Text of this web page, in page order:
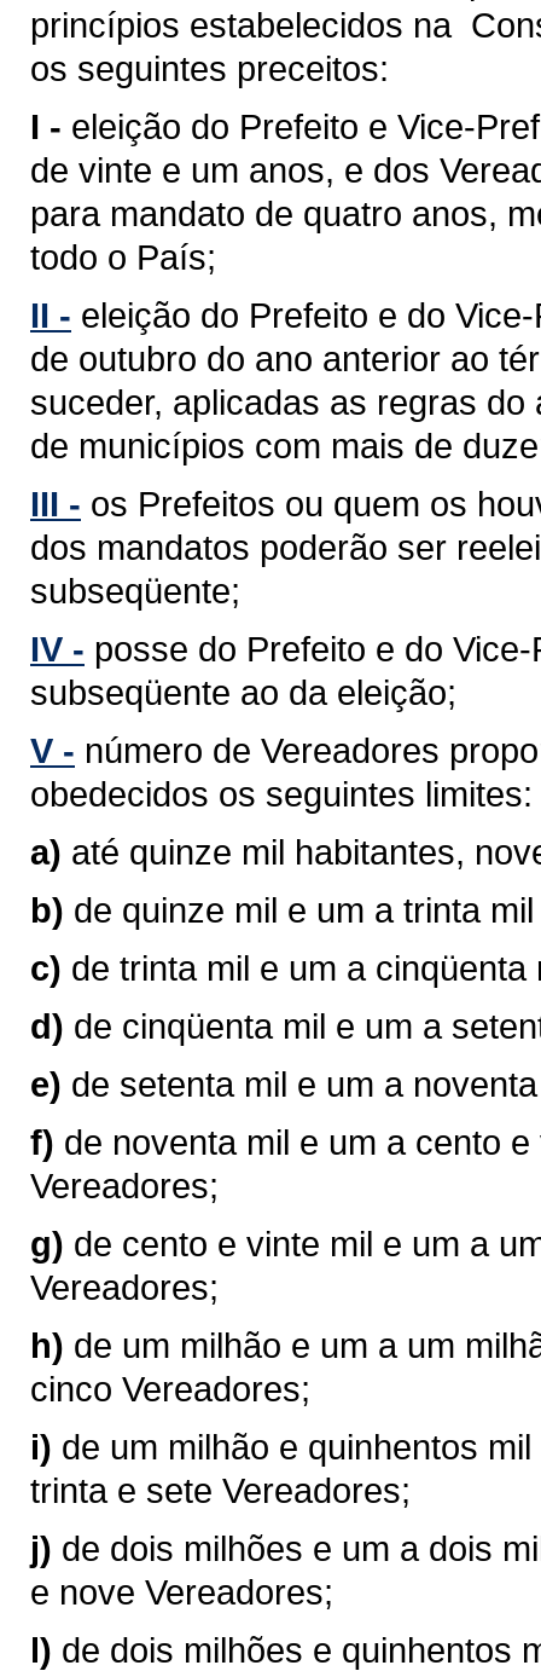
princípios estabelecidos na
os seguintes preceitos:
I - eleição do Prefeito e Vice-
de vinte e um anos, e dos
para mandato de quatro anos,
todo o País;
II - eleição do Prefeito e do
de outubro do ano anterior ao
suceder, aplicadas as regras
de municípios com mais de
III - os Prefeitos ou quem os
dos mandatos poderão ser
subseqüente;
IV - posse do Prefeito e do
subseqüente ao da eleição;
V - número de Vereadores
obedecidos os seguintes limites:
a) até quinze mil habitantes,
b) de quinze mil e um a trinta
c) de trinta mil e um a
d) de cinqüenta mil e um a
e) de setenta mil e um a
f) de noventa mil e um a cento
Vereadores;
g) de cento e vinte mil e um a
Vereadores;
h) de um milhão e um a um
cinco Vereadores;
i) de um milhão e quinhentos
trinta e sete Vereadores;
j) de dois milhões e um a dois
e nove Vereadores;
l) de dois milhões e quinhentos